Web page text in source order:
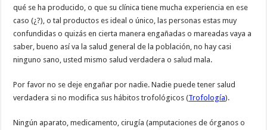
qué se ha producido, o que su clínica tiene mucha experiencia en ese
caso (¿?), o tal productos es ideal o único, las personas estas muy
confundidas o quizás en cierta manera engañadas o mareadas vaya a
saber, bueno así va la salud general de la población, no hay casi
ninguno sano, usted mismo salud verdadera o salud mala.
Por favor no se deje engañar por nadie. Nadie puede tener salud
verdadera si no modifica sus hábitos trofológicos (Trofología).
Ningún aparato, medicamento, cirugía (amputaciones de órganos o